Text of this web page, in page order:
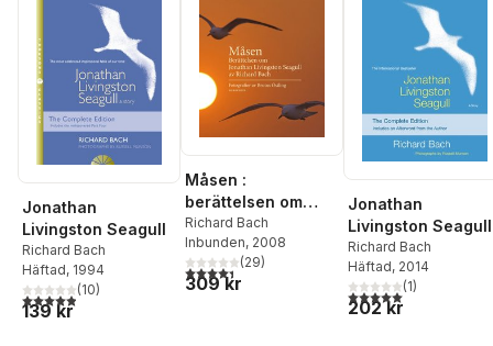
Jonathan
Livingston Seagull
Richard Bach
Häftad, 1994
4,9utav 5 stjärnor. Totalt antal röster:
(10)
139 kr
Måsen :
berättelsen om
Jonathan
Livingston Seagull
Richard Bach
Inbunden, 2008
4,4utav 5 stjärnor. Totalt antal röster:
(29)
309 kr
Jonathan
Livingston Seagull
Richard Bach
Häftad, 2014
5,0utav 5 stjärnor.
(1)
202 kr